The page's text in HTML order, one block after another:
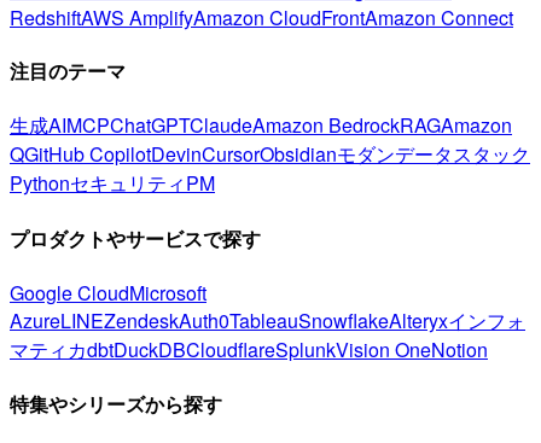
RedshiftAWS AmplifyAmazon CloudFrontAmazon Connect
注目のテーマ
生成AIMCPChatGPTClaudeAmazon BedrockRAGAmazon
QGitHub CopilotDevinCursorObsidianモダンデータスタック
PythonセキュリティPM
プロダクトやサービスで探す
Google CloudMicrosoft
AzureLINEZendeskAuth0TableauSnowflakeAlteryxインフォ
マティカdbtDuckDBCloudflareSplunkVision OneNotion
特集やシリーズから探す